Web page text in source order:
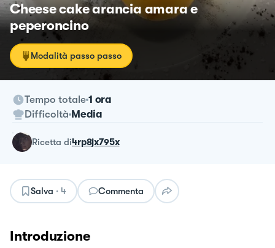
Cheese cake arancia amara e
peperoncino
Modalità passo passo
Tempo totale 1 ora
Difficoltà Media
ricetta di4rp8jx795x
Salva · 4 Commenta
Introduzione